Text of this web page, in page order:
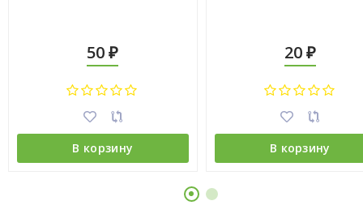
50₽
В корзину
20 ₽
В корзину